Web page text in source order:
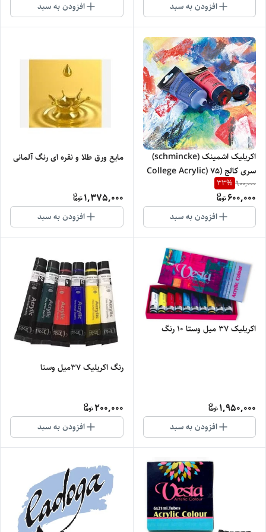
افزودن به سبد افزودن به سبد
اکریلیک اشمینک (schmincke)
سری کالج (College Acrylic) 75
میل
900,000
33%
600,000
افزودن به سبد
مایع ورق طلا و نقره ای رنگ آلمانی
1,375,000
افزودن به سبد
اکریلیک 37 میل وستا 10 رنگ
1,950,000
افزودن به سبد
رنگ اکریلیک 37میل وستا
200,000
افزودن به سبد